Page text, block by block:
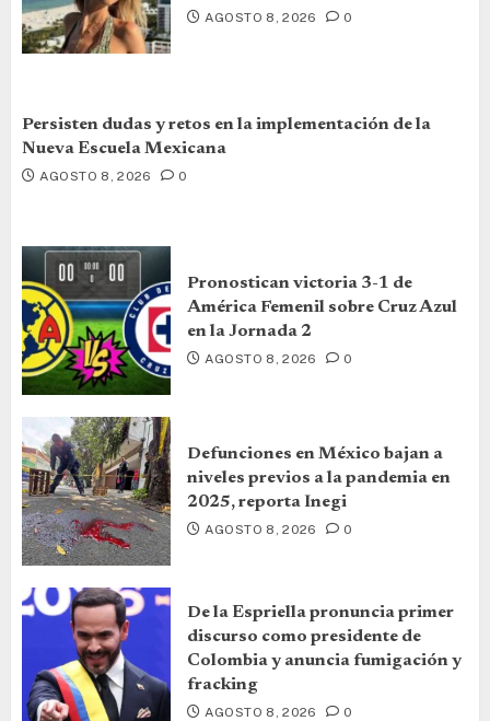
AGOSTO 8, 2026 0
Persisten dudas y retos en la implementación de la
Nueva Escuela Mexicana
AGOSTO 8, 2026 0
Pronostican victoria 3-1 de
América Femenil sobre Cruz Azul
en la Jornada 2
AGOSTO 8, 2026 0
Defunciones en México bajan a
niveles previos a la pandemia en
2025, reporta Inegi
AGOSTO 8, 2026 0
De la Espriella pronuncia primer
discurso como presidente de
Colombia y anuncia fumigación y
fracking
AGOSTO 8, 2026 0